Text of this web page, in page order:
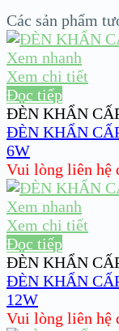
Các sản phẩm
Xem nhanh
Xem chi tiết
Đọc tiếp
ĐÈN KHẨN
ĐÈN KHẨN
6W
Vui lòng liên hệ
Xem nhanh
Xem chi tiết
Đọc tiếp
ĐÈN KHẨN
ĐÈN KHẨN
12W
Vui lòng liên hệ